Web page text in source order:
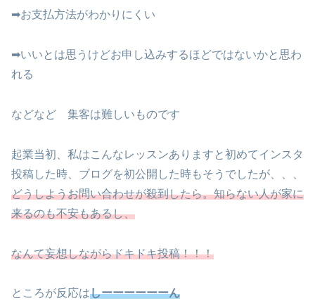
➡お支払方法がわかりにくい
➡いいとは思うけどお申し込みするほどではないかと思わ
れる
などなど 集客は難しいものです
起業当初、私はこんなレッスンありますと初めてインスタ
投稿した時、ブログを初公開した時もそうでしたが、、、
どうしようお問い合わせが殺到したら。知らない人が家に
来るのも不安もあるし、
なんて妄想しながらドキドキ投稿！！！
ところが反応はしーーーーーーん